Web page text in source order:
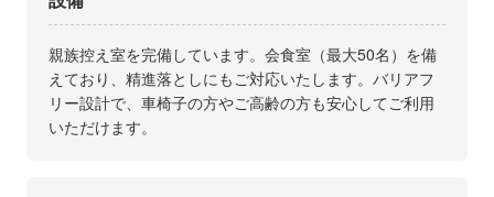
親族控え室を完備しています。会食室（最大50名）を備
えており、精進落としにもご対応いたします。バリアフ
リー設計で、車椅子の方やご高齢の方も安心してご利用
いただけます。